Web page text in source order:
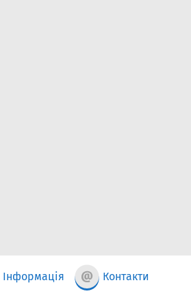
Інформація Контакти